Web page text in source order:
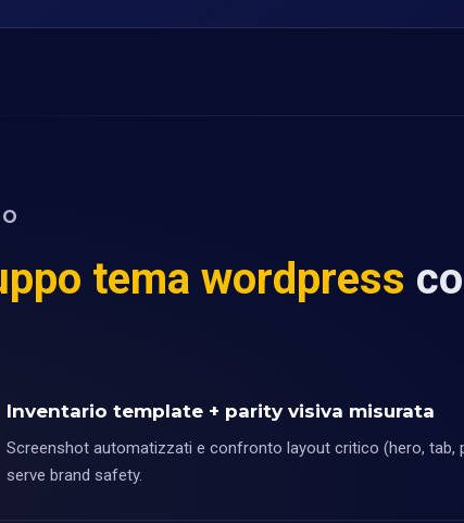
tema wordpress
Inventario template + parity visiva misurata
Screenshot automatizzati e confronto layout critico (hero, tab,
serve brand safety.